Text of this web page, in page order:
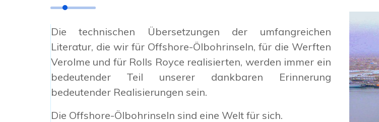
Die technischen Übersetzungen der umfangreichen
Literatur, die wir für Offshore-Ölbohrinseln, für die Werften
Verolme und für Rolls Royce realisierten, werden immer ein
bedeutender Teil unserer dankbaren Erinnerung
bedeutender Realisierungen sein.
Die Offshore-Ölbohrinseln sind eine Welt für sich.